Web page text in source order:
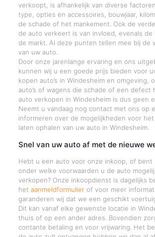
verkoopt, is afhankelijk van diverse
type, opties en accessoires, bouwjaar,
de schade of het mankement. Ook de
de auto verkeert is van invloed, evenals de
de markt. Al deze punten tellen mee bij de
van uw auto.
Door onze jarenlange ervaring en ons
kunnen wij u een goede prijs bieden voor
kopen auto’s in Windesheim en omgeving,
auto’s of wagens die schade of een defect
auto verkopen in Windesheim is dus geen
Neemt u vandaag nog contact met ons op
informeren over de mogelijkheden voor
laten ophalen van uw auto in Windesheim.
Snel van uw auto af met de nieuwe
Hebt u een auto voor onze inkoop, of bent
onder welke voorwaarden u de auto
verkopen? Onze inkoopdienst is dagelijks
het aanmeldformulierof voor meer
garanderen wij dat we een geschikt
Dit kan vanaf elke gewenste locatie in
thuis of op een ander adres. Bovendien
contante betaling en voor vrijwaring. Het